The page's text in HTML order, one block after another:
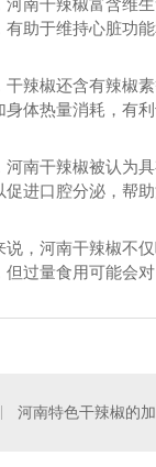
河南干辣椒富含维
助于维持心脏功能
干辣椒还含有辣椒
体热量消耗，有利
河南干辣椒被认为
促进口腔分泌，帮
说，河南干辣椒不
但过量食用可能会
河南特色干辣椒的